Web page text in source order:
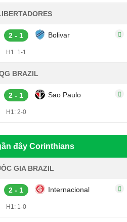
2 - 1 Bolivar
H1: 1-1
BRAZIL
2 - 1 Sao Paulo
H1: 2-0
đây Corinthians
GIA BRAZIL
2 - 1 Internacional
H1: 1-0